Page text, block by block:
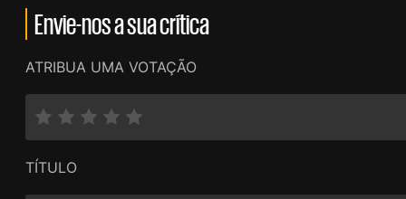
Envie-nos a sua crítica
ATRIBUA UMA VOTAÇÃO
TÍTULO